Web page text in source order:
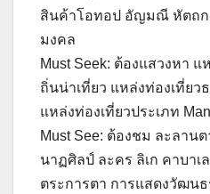
สินค้าโอทอป อัญมณี หัตถก
มงคล
Must Seek: ต้องแสวงหา แ
ถิ่นน่าเที่ยว แหล่งท่องเที่ย
แหล่งท่องเที่ยวประเภท
Must See: ต้องชม ละลาน
นาฏศิลป์ ละคร ลิเก คาบาเ
ตระการตา การแสดงวัฒน